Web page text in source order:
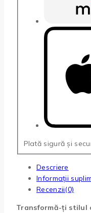
Plată sigură și
Descriere
Informații
Recenzii(0)
Transformă-ți stilul